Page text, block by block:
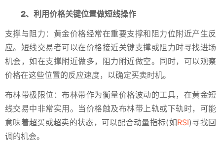
2、利用价格关键位置做短线操作
支撑与阻力：黄金价格经常在重要支撑和阻力位附近产生反
应。短线交易者可以在价格接近关键支撑或阻力时寻找进场
机会，如在支撑附近做多，阻力附近做空。同时，可以观察
价格在这些位置的反应速度，以确定买卖时机。
布林带极限位：布林带作为衡量价格波动的工具，在黄金短
线交易中非常实用。当价格触及布林带上轨或下轨时，可能
意味着超买或超卖的状态，可以配合动量指标(如RSI)寻找回
调的机会。